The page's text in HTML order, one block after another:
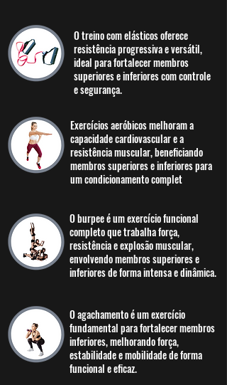
O treino com elásticos oferece
resistência progressiva e versátil,
ideal para fortalecer membros
superiores e inferiores com controle
e segurança.
Exercícios aeróbicos melhoram a
capacidade cardiovascular e a
resistência muscular, beneficiando
membros superiores e inferiores para
um condicionamento complet
O burpee é um exercício funcional
completo que trabalha força,
resistência e explosão muscular,
envolvendo membros superiores e
inferiores de forma intensa e dinâmica.
O agachamento é um exercício
fundamental para fortalecer membros
inferiores, melhorando força,
estabilidade e mobilidade de forma
funcional e eficaz.